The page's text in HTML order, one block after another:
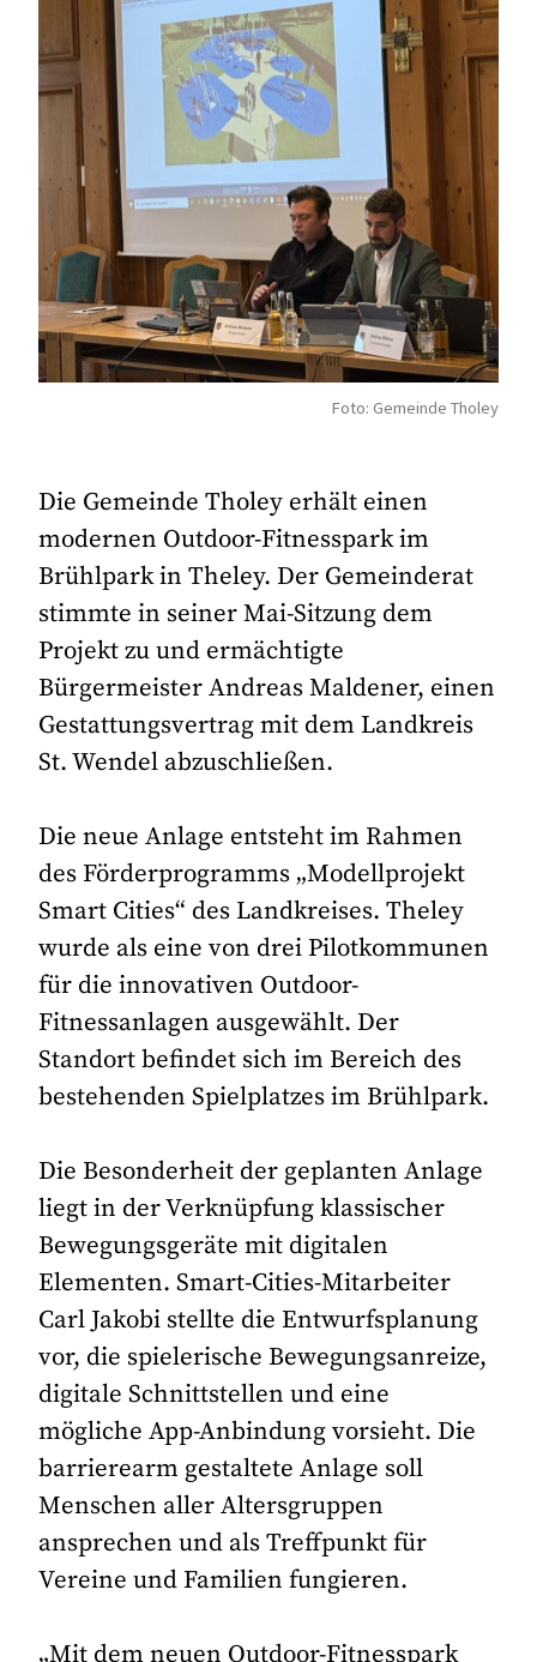
Foto: Gemeinde Tholey
Die Gemeinde Tholey erhält einen
modernen Outdoor-Fitnesspark im
Brühlpark in Theley. Der Gemeinderat
stimmte in seiner Mai-Sitzung dem
Projekt zu und ermächtigte
Bürgermeister Andreas Maldener, einen
Gestattungsvertrag mit dem Landkreis
St. Wendel abzuschließen.
Die neue Anlage entsteht im Rahmen
des Förderprogramms „Modellprojekt
Smart Cities“ des Landkreises. Theley
wurde als eine von drei Pilotkommunen
für die innovativen Outdoor-
Fitnessanlagen ausgewählt. Der
Standort befindet sich im Bereich des
bestehenden Spielplatzes im Brühlpark.
Die Besonderheit der geplanten Anlage
liegt in der Verknüpfung klassischer
Bewegungsgeräte mit digitalen
Elementen. Smart-Cities-Mitarbeiter
Carl Jakobi stellte die Entwurfsplanung
vor, die spielerische Bewegungsanreize,
digitale Schnittstellen und eine
mögliche App-Anbindung vorsieht. Die
barrierearm gestaltete Anlage soll
Menschen aller Altersgruppen
ansprechen und als Treffpunkt für
Vereine und Familien fungieren.
„Mit dem neuen Outdoor-Fitnesspark